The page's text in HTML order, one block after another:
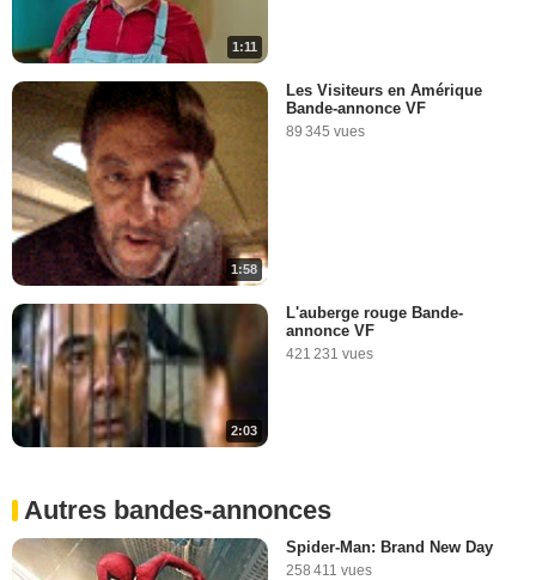
1:11
1:58
Les Visiteurs en Amérique
Bande-annonce VF
89 345 vues
2:03
L'auberge rouge Bande-
annonce VF
421 231 vues
Autres bandes-annonces
Spider-Man: Brand New Day
258 411 vues